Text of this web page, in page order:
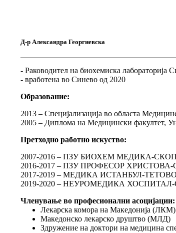
Д-р Александра Георгиевска
- Раководител на биохемиска лабораторија
- вработена во Синево од 2020
Образование:
2013 – Специјализација во областа
2005 – Диплома на Медицински факултет,
Претходно работно искуство:
2007-2016 – ПЗУ БИОХЕМ МЕДИКА-
2016-2017 – ПЗУ ПРОФЕСОР ХРИСТОВА-
2017-2019 – МЕДИКА ИСТАНБУЛ-ТЕТОВО
2019-2020 – НЕУРОМЕДИКА
Членување во професионални асоцијации:
Лекарска комора на Македонија (ЛКМ)
Македонско лекарско друштво (МЛД)
Здружение на доктори на медицина